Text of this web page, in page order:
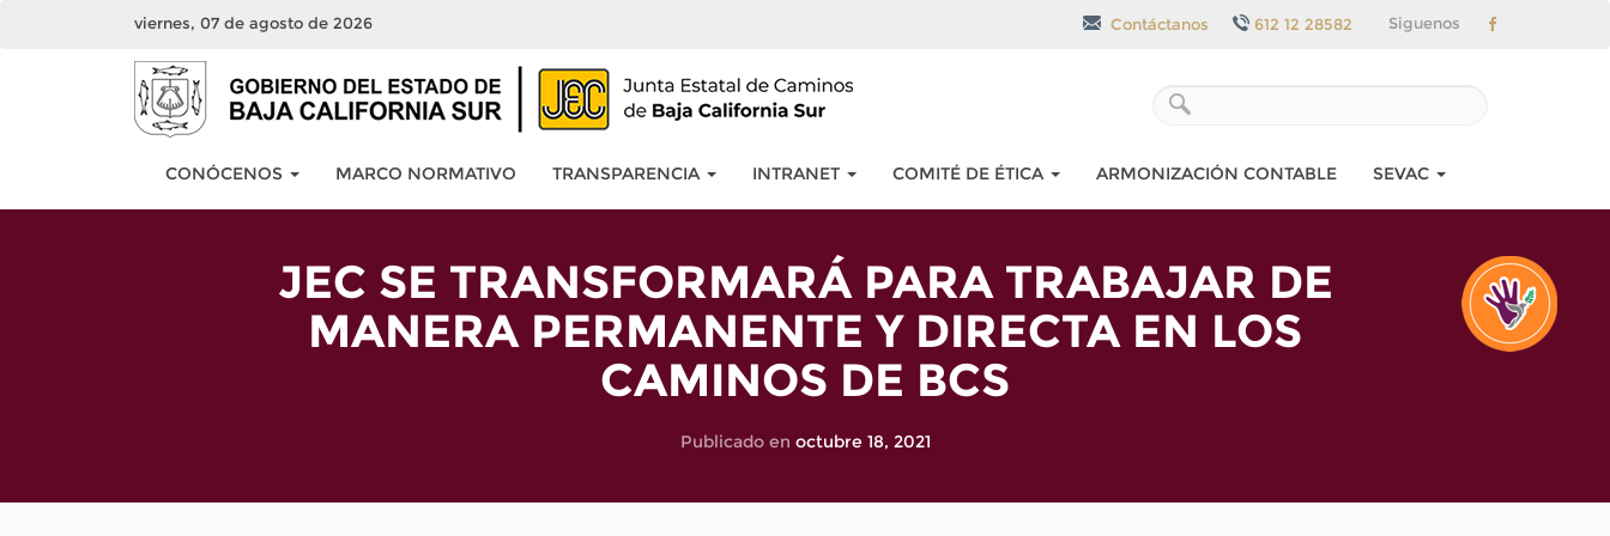
viernes, 07 de agosto de 2026 Siguenos
Contáctanos 612 12 28582
CONÓCENOS MARCO NORMATIVO TRANSPARENCIA INTRANET COMITÉ DE ÉTICA ARMONIZACIÓN CONTABLE SEVAC
JEC SE TRANSFORMARÁ PARA TRABAJAR DE
MANERA PERMANENTE Y DIRECTA EN LOS
CAMINOS DE BCS
Publicado en octubre 18, 2021